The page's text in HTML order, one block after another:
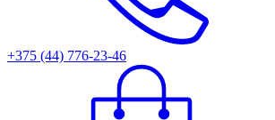
+375 (44) 776-23-46